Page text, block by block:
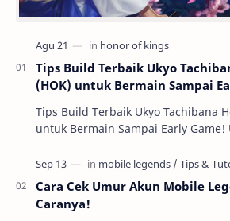
Tips Build Terbaik Ukyo
(HOK) untuk Bermain Sampai
Tips Build Terbaik Ukyo Tachibana
untuk Bermain Sampai Early Game!
Cara Cek Umur Akun Mobile
Caranya!